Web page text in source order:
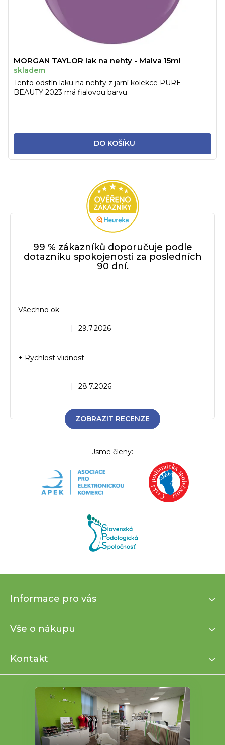
MORGAN TAYLOR lak na nehty - Malva 15ml
skladem
DO KOŠÍKU
Tento odstín laku na nehty z jarní kolekce PURE
BEAUTY 2023 má fialovou barvu.
99 % zákazníků doporučuje podle
dotazníku spokojenosti za posledních
90 dní.
Hodnocení obchodu je 5 z 5 hvězdiček.
| 29.7.2026
Všechno ok
Hodnocení obchodu je 5 z 5 hvězdiček.
| 28.7.2026
+ Rychlost vlidnost
ZOBRAZIT RECENZE
Jsme členy:
p
t
Informace pro vás
Vše o nákupu
Kontakt